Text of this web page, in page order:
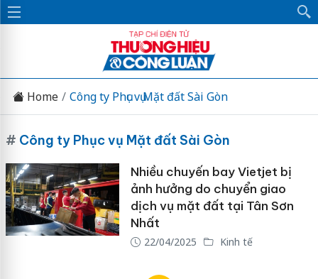
Home Công ty Phục vụ Mặt đất Sài Gòn
# Công ty Phục vụ Mặt đất Sài Gòn
Nhiều chuyến bay Vietjet bị
ảnh hưởng do chuyển giao
dịch vụ mặt đất tại Tân Sơn
Nhất
22/04/2025 Kinh tế